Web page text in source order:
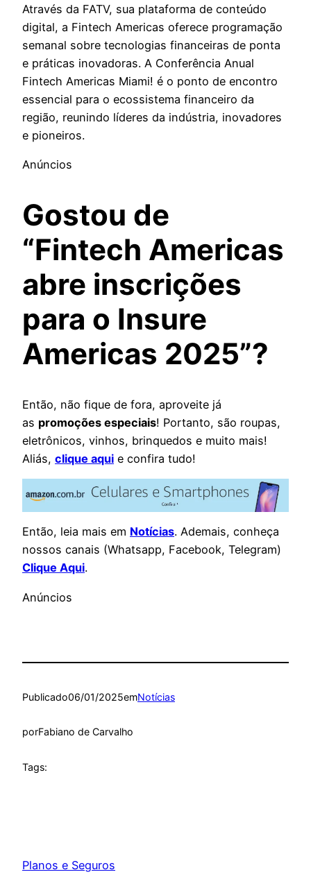
Através da FATV, sua plataforma de conteúdo
digital, a Fintech Americas oferece programação
semanal sobre tecnologias financeiras de ponta
e práticas inovadoras. A Conferência Anual
Fintech Americas Miami! é o ponto de encontro
essencial para o ecossistema financeiro da
região, reunindo líderes da indústria, inovadores
e pioneiros.
Anúncios
Gostou de
“Fintech Americas
abre inscrições
para o Insure
Americas 2025”?
Então, não fique de fora, aproveite já
as promoções especiais! Portanto, são roupas,
eletrônicos, vinhos, brinquedos e muito mais!
Aliás, clique aqui e confira tudo!
Então, leia mais em Notícias. Ademais, conheça
nossos canais (Whatsapp, Facebook, Telegram)
Clique Aqui.
Anúncios
Publicado06/01/2025emNotícias
porFabiano de Carvalho
Tags:
Planos e Seguros